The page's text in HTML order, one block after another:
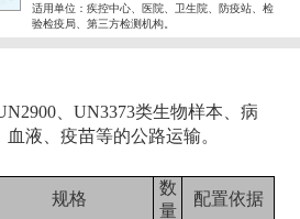
适用单位：疾控中心、医院、卫生院、防疫站、检
验检疫局、第三方检测机构。
、UN3373类生物样本、病
液、疫苗等的公路运输。
规格
数
量
配置依据